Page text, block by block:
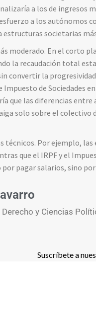
a los de ingresos
a los autónomos
societarias
moderado. En el corto
la recaudación total
convertir la
Impuesto de Sociedades
que las diferencias entre
solo sobre el
Por ejemplo, las
que el IRPF y el
pagar salarios, sino
y Ciencias
Suscríbete a